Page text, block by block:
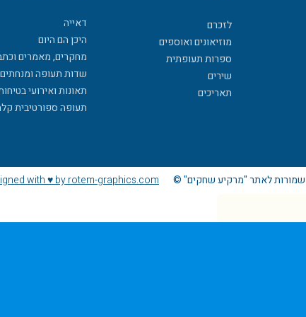
לזכרם
מוזיאונים ואוספים
ספרות תעופתית
שירים
תאריכים
דאייה
היכן הם היום
מחקרים, מאמרים
שדות תעופה ומנחתים
תאונות ואירועי
תעופה ספורטיבית
שמורות לאתר "מרקיע שחקים" © with ♥ by rotem-graphics.com